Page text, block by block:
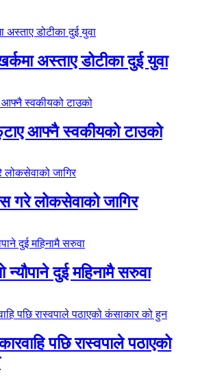
अस्ताए डोटीका दुई युवा
आफ्नै स्वकीयको टाउको
गरे लोकसेवाको जागिर
दुई महिनामै सरुवा
पछि रास्वपाले पठाएको